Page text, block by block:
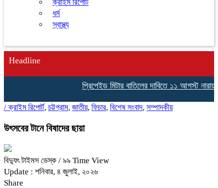
ক্রাইম রিপোর্ট
ধর্ম
স্বাস্থ্য
Headline
প্রিপেইড মিটার বাতিলের দাবিতে ১১ আগস্ট
/ক্রাইম রিপোর্ট, চট্টগ্রাম, জাতীয়, ফিচার, বিশেষ সংবাদ, সম্পাদকীয়
উৎসবের টানে বিষাদের ছায়া
বিদ্যুৎ টাইমস ডেস্ক / ৯৯ Time View
Update : শনিবার, ৪ জুলাই, ২০২৬
Share